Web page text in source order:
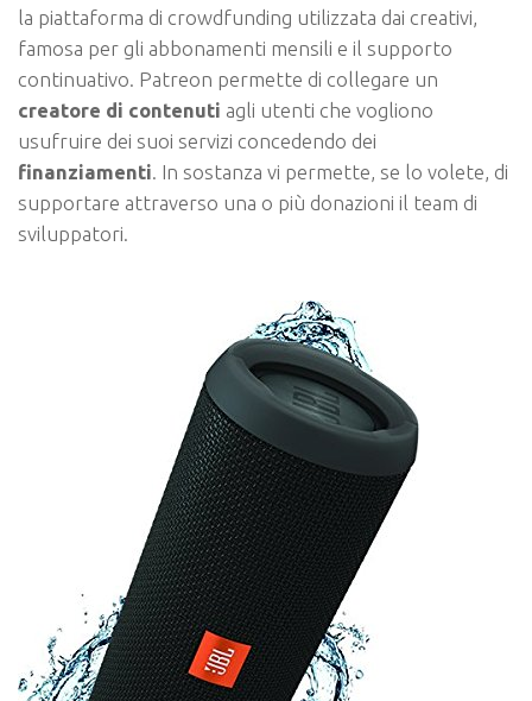
la piattaforma di crowdfunding utilizzata dai creativi,
famosa per gli abbonamenti mensili e il supporto
continuativo. Patreon permette di collegare un
creatore di contenuti agli utenti che vogliono
usufruire dei suoi servizi concedendo dei
finanziamenti. In sostanza vi permette, se lo volete, di
supportare attraverso una o più donazioni il team di
sviluppatori.